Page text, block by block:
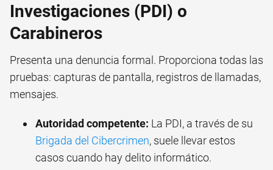
Investigaciones (PDI) o
Carabineros
Presenta una denuncia formal. Proporciona todas las
pruebas: capturas de pantalla, registros de llamadas,
mensajes.
Autoridad competente: La PDI, a través de su
Brigada del Cibercrimen, suele llevar estos
casos cuando hay delito informático.